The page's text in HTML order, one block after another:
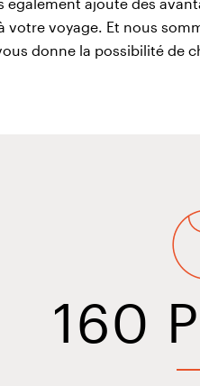
votre voyage. Et nous
donne la possibilité de
160